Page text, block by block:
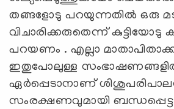
തങ്ങളോടു പറയുന്നതിൽ ഒരു
വിചാരിക്കരുതെന്ന് കുട്ടിയോടു
പറയണം . എല്ലാ
ഇതുപോലുള്ള
ഏർപ്പെടാനാണ്‌
സംരക്ഷണവുമായി